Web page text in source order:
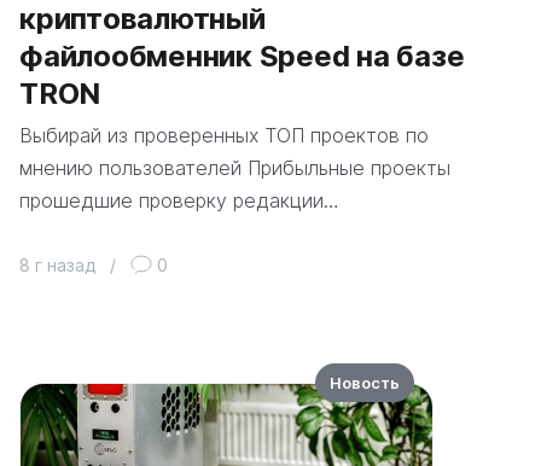
криптовалютный
файлообменник Speed на базе
TRON
Выбирай из проверенных ТОП проектов по
мнению пользователей Прибыльные проекты
прошедшие проверку редакции…
8 г назад / 0
Новость